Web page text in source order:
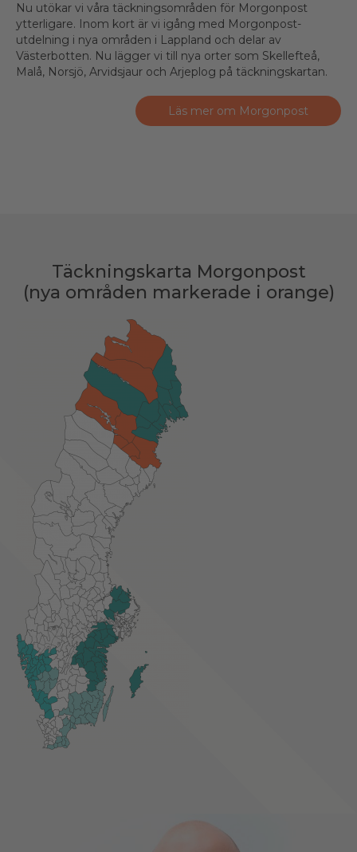
Nu utökar vi våra täckningsområden för Morgonpost
ytterligare. Inom kort är vi igång med Morgonpost-
utdelning i nya områden i Lappland och delar av
Västerbotten. Nu lägger vi till nya orter som Skellefteå,
Malå, Norsjö, Arvidsjaur och Arjeplog på täckningskartan.
Läs mer om Morgonpost
Täckningskarta Morgonpost
(nya områden markerade i orange)